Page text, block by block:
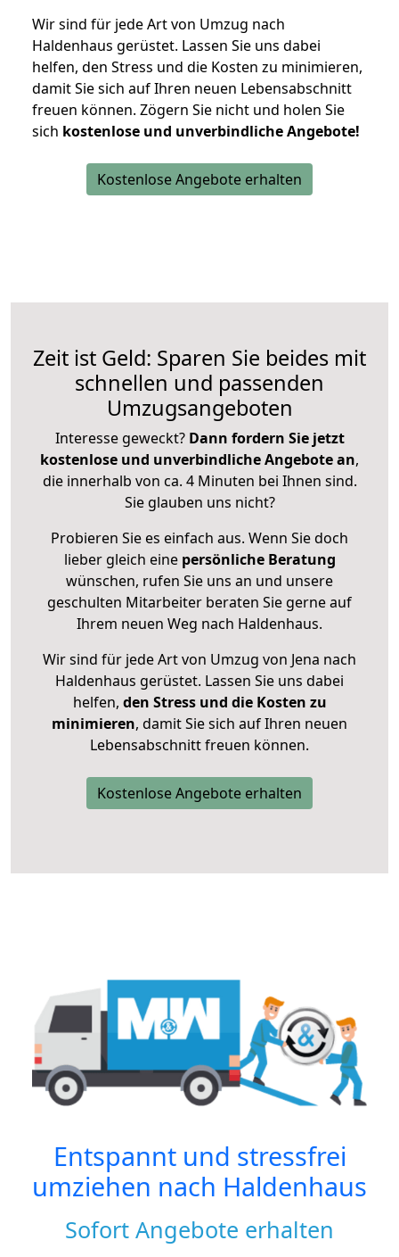
Wir sind für jede Art von Umzug nach
Haldenhaus gerüstet. Lassen Sie uns dabei
helfen, den Stress und die Kosten zu minimieren,
damit Sie sich auf Ihren neuen Lebensabschnitt
freuen können. Zögern Sie nicht und holen Sie
sich kostenlose und unverbindliche Angebote!
Kostenlose Angebote erhalten
Zeit ist Geld: Sparen Sie beides mit
schnellen und passenden
Umzugsangeboten
Interesse geweckt? Dann fordern Sie jetzt
kostenlose und unverbindliche Angebote an,
die innerhalb von ca. 4 Minuten bei Ihnen sind.
Sie glauben uns nicht?
Probieren Sie es einfach aus. Wenn Sie doch
lieber gleich eine persönliche Beratung
wünschen, rufen Sie uns an und unsere
geschulten Mitarbeiter beraten Sie gerne auf
Ihrem neuen Weg nach Haldenhaus.
Wir sind für jede Art von Umzug von Jena nach
Haldenhaus gerüstet. Lassen Sie uns dabei
helfen, den Stress und die Kosten zu
minimieren, damit Sie sich auf Ihren neuen
Lebensabschnitt freuen können.
Kostenlose Angebote erhalten
Entspannt und stressfrei
umziehen nach Haldenhaus
Sofort Angebote erhalten